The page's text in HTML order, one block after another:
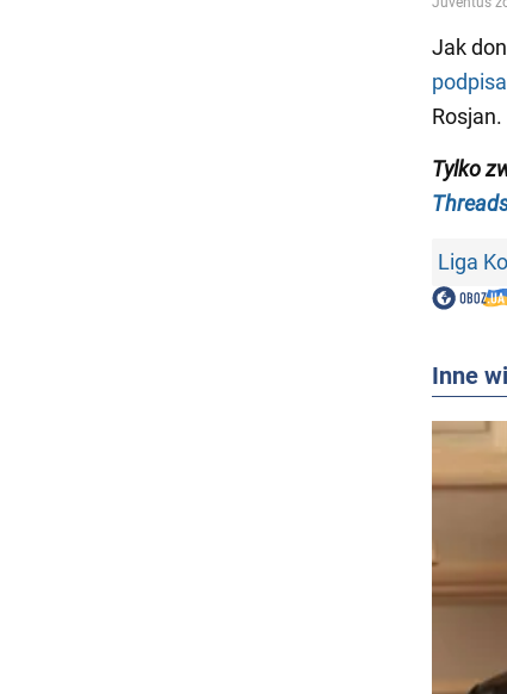
Jak
Rosjan.
Tylko
Liga
Inne